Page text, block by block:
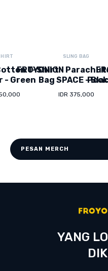
T-Shirt
- Green
SLING BAG
FROYONION
Bag SPACE -
IDR 375,000
PESAN MERCH
YANG